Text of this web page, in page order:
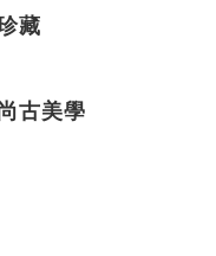
藏
古美學